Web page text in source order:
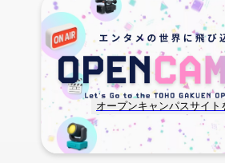
オープンキャンパスサイト